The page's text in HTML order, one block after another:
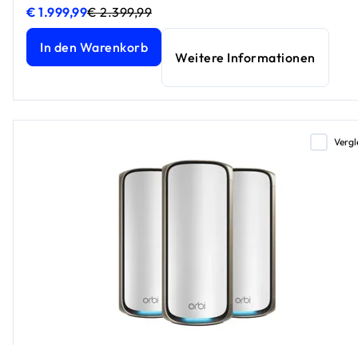
€ 1.999,99
Orbi 970 Serie Quad-Band WiFi 7 Mesh 3er-Pack, Black
€ 2.399,99
Orbi 970 Serie Quad-Band WiFi 7 Mesh 3er-Pack, Black
In den Warenkorb
Weitere Informationen